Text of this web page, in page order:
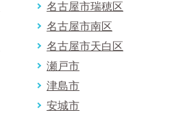
名古屋市瑞穂区
名古屋市南区
名古屋市天白区
瀬戸市
津島市
安城市